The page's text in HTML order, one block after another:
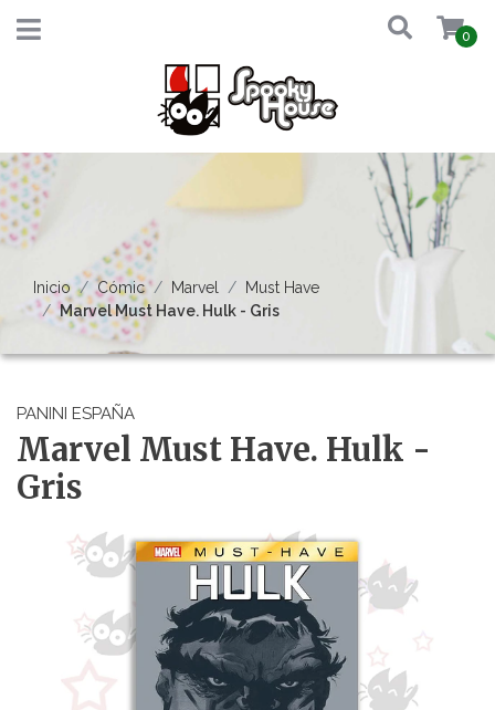
0
Inicio Cómic Marvel
Must Have
Marvel Must Have. Hulk - Gris
PANINI ESPAÑA
Marvel Must Have. Hulk -
Gris